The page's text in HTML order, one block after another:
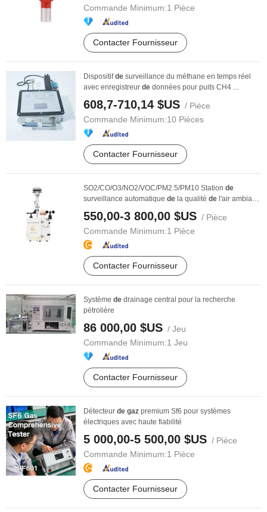
Commande Minimum:1 Pièce
Contacter Fournisseur
Dispositifde surveillance du méthane en temps réel
avec enregistreur de données pour puits CH4 ...
608,7-710,14 $US / Pièce
Commande Minimum:10 Pièces
Contacter Fournisseur
SO2/CO/O3/NO2/VOC/PM2.5/PM10 Station de
surveillance automatique de la qualité de l'air ambiant
550,00-3 800,00 $US / Pièce
Commande Minimum:1 Pièce
Contacter Fournisseur
Système de drainage central pour la recherche
pétrolière
86 000,00 $US / Jeu
Commande Minimum:1 Jeu
Contacter Fournisseur
Détecteur de gaz premium Sf6 pour systèmes
électriques avec haute fiabilité
5 000,00-5 500,00 $US / Pièce
Commande Minimum:1 Pièce
Contacter Fournisseur